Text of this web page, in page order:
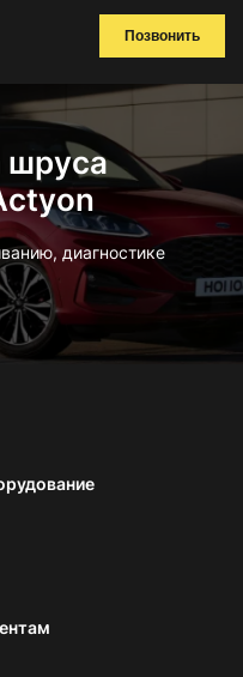
Позвонить
шруса
диагностике